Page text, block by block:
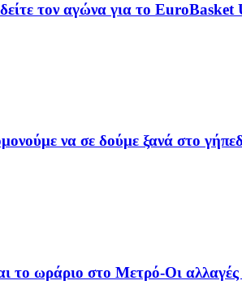
τον αγώνα για το EuroBasket
να σε δούμε ξανά στο
το ωράριο στο Μετρό-Οι